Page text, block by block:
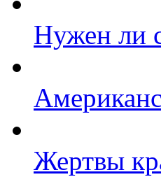
Нужен ли
Жертвы